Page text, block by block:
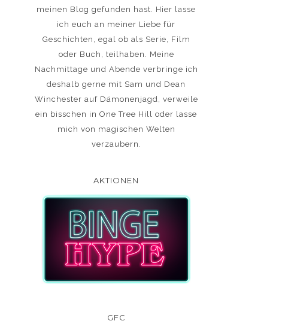
meinen Blog gefunden hast. Hier lasse
ich euch an meiner Liebe für
Geschichten, egal ob als Serie, Film
oder Buch, teilhaben. Meine
Nachmittage und Abende verbringe ich
deshalb gerne mit Sam und Dean
Winchester auf Dämonenjagd, verweile
ein bisschen in One Tree Hill oder lasse
mich von magischen Welten
verzaubern.
AKTIONEN
GFC